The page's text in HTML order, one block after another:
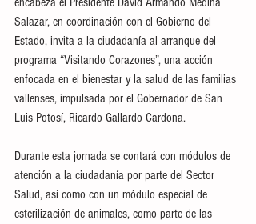
Salazar, en coordinación con el Gobierno del
Estado, invita a la ciudadanía al arranque del
programa “Visitando Corazones”, una acción
enfocada en el bienestar y la salud de las familias
vallenses, impulsada por el Gobernador de San
Luis Potosí, Ricardo Gallardo Cardona.
Durante esta jornada se contará con módulos de
atención a la ciudadanía por parte del Sector
Salud, así como con un módulo especial de
esterilización de animales, como parte de las